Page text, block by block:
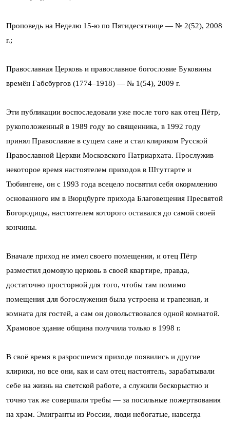
Проповедь на Неделю 15-ю по Пятидесятнице — № 2(52), 2008
г.;
Православная Церковь и православное богословие Буковины
времён Габсбургов (1774–1918) — № 1(54), 2009 г.
Эти публикации воспоследовали уже после того как отец Пётр,
рукоположенный в 1989 году во священника, в 1992 году
принял Православие в сущем сане и стал клириком Русской
Православной Церкви Московского Патриархата. Прослужив
некоторое время настоятелем приходов в Штутгарте и
Тюбингене, он с 1993 года всецело посвятил себя окормлению
основанного им в Вюрцбурге прихода Благовещения Пресвятой
Богородицы, настоятелем которого оставался до самой своей
кончины.
Вначале приход не имел своего помещения, и отец Пётр
разместил домовую церковь в своей квартире, правда,
достаточно просторной для того, чтобы там помимо
помещения для богослужения была устроена и трапезная, и
комната для гостей, а сам он довольствовался одной комнатой.
Храмовое здание община получила только в 1998 г.
В своё время в разросшемся приходе появились и другие
клирики, но все они, как и сам отец настоятель, зарабатывали
себе на жизнь на светской работе, а служили бескорыстно и
точно так же совершали требы — за посильные пожертвования
на храм. Эмигранты из России, люди небогатые, навсегда